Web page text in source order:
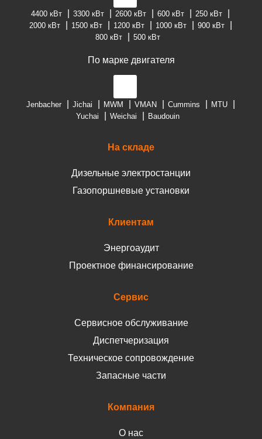
4400 кВт 3300 кВт 2600 кВт 600 кВт
250 кВт
2000 кВт
1500 кВт 1200 кВт 1000 кВт
900 кВт
800 кВт
500 кВт
По марке двигателя
Jenbacher Jichai MWM VMAN Cummins
MTU
Yuchai
Weichai Baudouin
На складе
Дизельные электростанции
Газопоршневые установки
Клиентам
Энергоаудит
Проектное финансирование
Сервис
Сервисное обслуживание
Диспетчеризация
Техническое сопровождение
Запасные части
Компания
О нас